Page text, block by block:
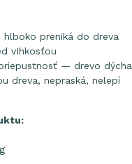
preniká do dreva
vIhkosťou
— drevo dýcha
dreva, nepraská, nelepí